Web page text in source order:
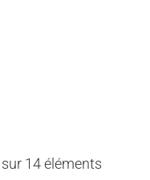
14 éléments